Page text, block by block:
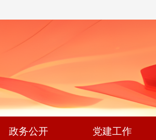
政务公开 党建工作